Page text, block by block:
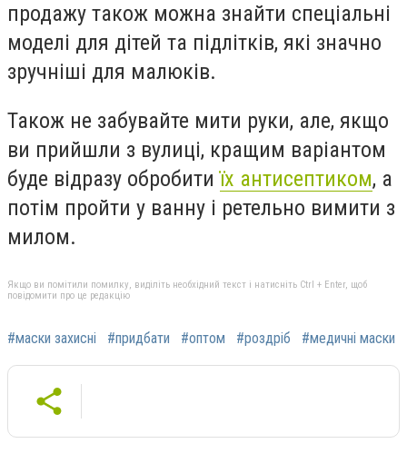
продажу також можна знайти спеціальні
моделі для дітей та підлітків, які значно
зручніші для малюків.
Також не забувайте мити руки, але, якщо
ви прийшли з вулиці, кращим варіантом
буде відразу обробитиїх антисептиком, а
потім пройти у ванну і ретельно вимити з
милом.
Якщо ви помітили помилку, виділіть необхідний текст і натисніть Ctrl + Enter, щоб
повідомити про це редакцію
#маски захисні #придбати #оптом #роздріб #медичні маски